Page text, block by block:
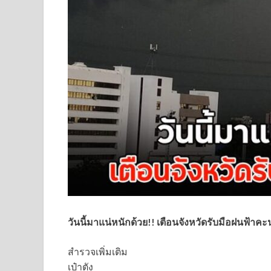
วันนี้มาแน่หนักด้วย!! เตือนจังหวัดรับมือฝนฟ้าคะ
สำรวจเพิ่มเติม
เป๋าตัง